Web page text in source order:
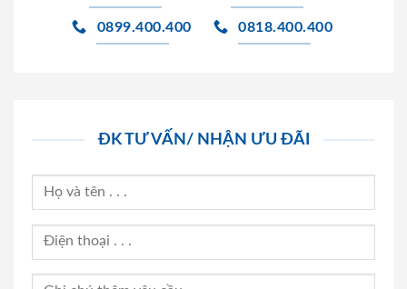
0899.400.400 0818.400.400
ĐK TƯ VẤN/ NHẬN ƯU ĐÃI